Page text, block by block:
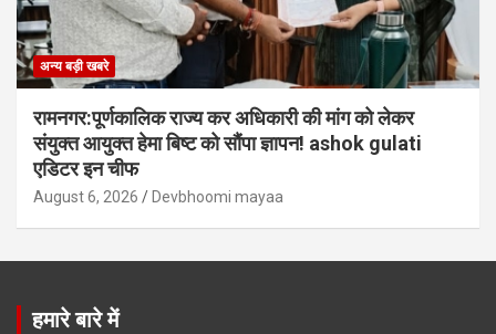
अन्य बड़ी खबरे
रामनगर:पूर्णकालिक राज्य कर अधिकारी की मांग को लेकर
संयुक्त आयुक्त हेमा बिष्ट को सौंपा ज्ञापन! ashok gulati
एडिटर इन चीफ
August 6, 2026 Devbhoomi mayaa
हमारे बारे में